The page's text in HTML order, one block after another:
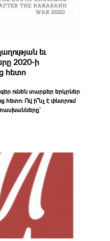
եւ
2020-ի
հետո
ունեն տարբեր երկրներ
Ով ի՞նչ է փնտրում